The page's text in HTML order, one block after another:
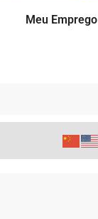
Meu Emprego